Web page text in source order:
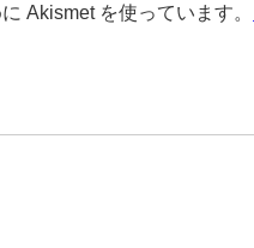
Akismet を使っています。